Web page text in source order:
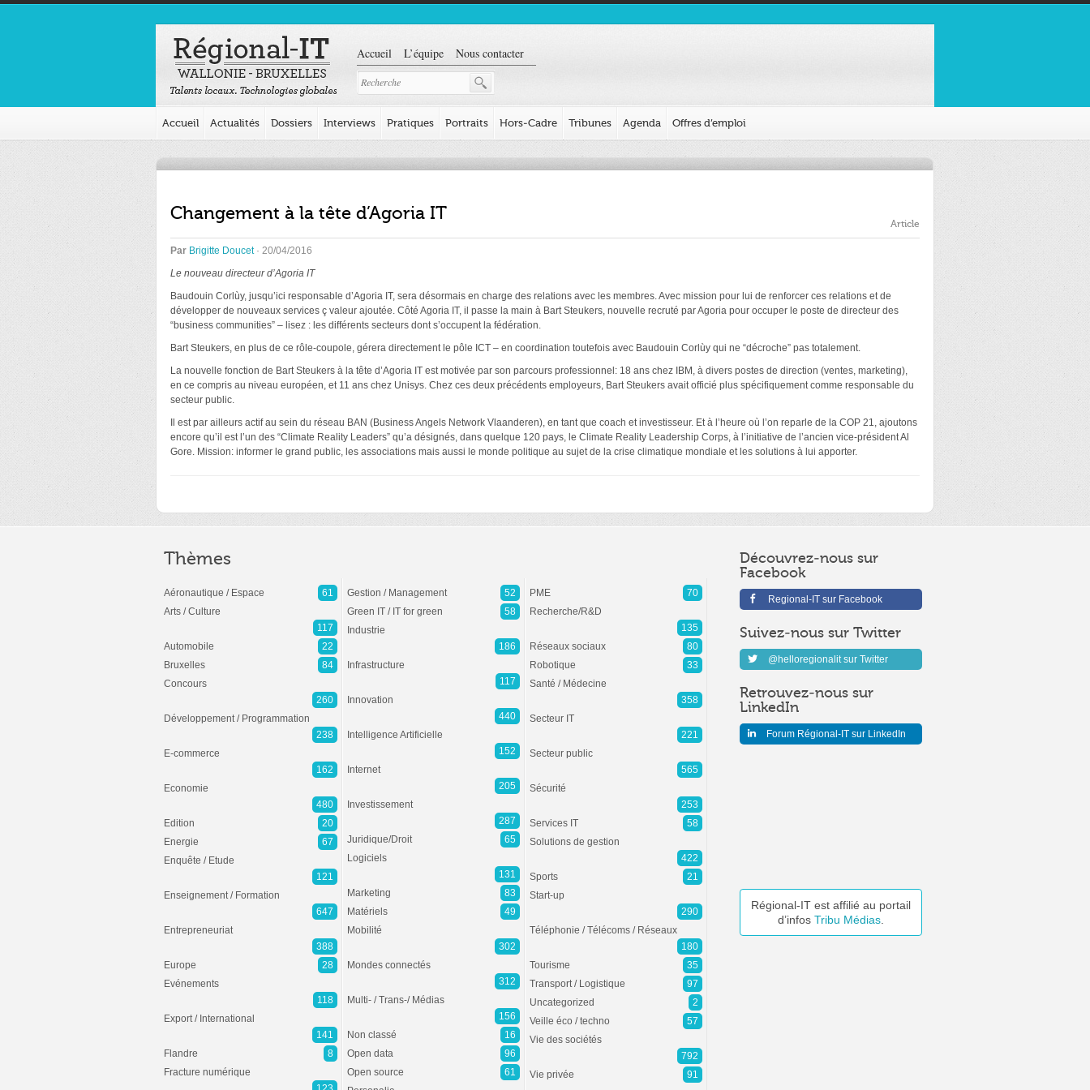
Accueil L’équipe Nous contacter
Accueil Actualités Dossiers Interviews Pratiques Portraits Hors-Cadre Tribunes Agenda Offres d’emploi
Changement à la tête d’Agoria IT Article
Par Brigitte Doucet· 20/04/2016
Le nouveau directeur d’Agoria IT
Baudouin Corlùy, jusqu’ici responsable d’Agoria IT, sera désormais en charge des relations avec les membres. Avec mission pour lui de renforcer ces relations et de
développer de nouveaux services ç valeur ajoutée. Côté Agoria IT, il passe la main à Bart Steukers, nouvelle recruté par Agoria pour occuper le poste de directeur des
“business communities” – lisez : les différents secteurs dont s’occupent la fédération.
Bart Steukers, en plus de ce rôle-coupole, gérera directement le pôle ICT – en coordination toutefois avec Baudouin Corlùy qui ne “décroche” pas totalement.
La nouvelle fonction de Bart Steukers à la tête d’Agoria IT est motivée par son parcours professionnel: 18 ans chez IBM, à divers postes de direction (ventes, marketing),
en ce compris au niveau européen, et 11 ans chez Unisys. Chez ces deux précédents employeurs, Bart Steukers avait officié plus spécifiquement comme responsable du
secteur public.
Il est par ailleurs actif au sein du réseau BAN (Business Angels Network Vlaanderen), en tant que coach et investisseur. Et à l’heure où l’on reparle de la COP 21, ajoutons
encore qu’il est l’un des “Climate Reality Leaders” qu’a désignés, dans quelque 120 pays, le Climate Reality Leadership Corps, à l’initiative de l’ancien vice-président Al
Gore. Mission: informer le grand public, les associations mais aussi le monde politique au sujet de la crise climatique mondiale et les solutions à lui apporter.
Découvrez-nous sur
Facebook
Regional-IT sur Facebook
Suivez-nous sur Twitter
@helloregionalit sur Twitter
Retrouvez-nous sur
LinkedIn
Forum Régional-IT sur LinkedIn
Régional-IT est affilié au portail
d’infos Tribu Médias
Thèmes
Aéronautique / Espace
61
Arts / Culture
117
Automobile
22
Bruxelles
84
Concours
260
Développement / Programmation
238
E-commerce
162
Economie
480
Edition
20
Energie
67
Enquête / Etude
121
Enseignement / Formation
647
Entrepreneuriat
388
Europe
28
Evénements
118
Export / International
141
Flandre
8
Fracture numérique
Gestion / Management
52
Green IT / IT for green
58
Industrie
186
Infrastructure
117
Innovation
440
Intelligence Artificielle
152
Internet
205
Investissement
287
Juridique/Droit
65
Logiciels
131
Marketing
83
Matériels
49
Mobilité
302
Mondes connectés
312
Multi- / Trans-/ Médias
156
Non classé
16
Open data
96
Open source
61
PME
70
Recherche/R&D
135
Réseaux sociaux
80
Robotique
33
Santé / Médecine
358
Secteur IT
221
Secteur public
565
Sécurité
253
Services IT
58
Solutions de gestion
422
Sports
21
Start-up
290
Téléphonie / Télécoms / Réseaux
180
Tourisme
35
Transport / Logistique
97
Uncategorized
2
Veille éco / techno
57
Vie des sociétés
792
Vie privée
91